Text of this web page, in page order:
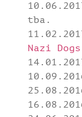
tba.
Nazi Dogs